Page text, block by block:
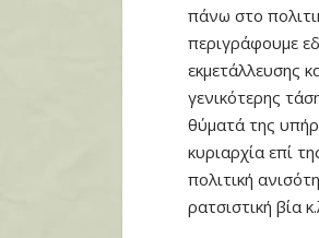
πάνω στο
περιγράφουμε
εκμετάλλευσης
γενικότερης
θύματά της
κυριαρχία επί
πολιτική
ρατσιστική βία